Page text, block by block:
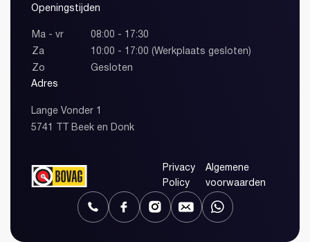
Openingstijden
Ma - vr
08:00 - 17:30
Za
10:00 - 17:00 (Werkplaats gesloten)
Zo
Gesloten
Adres
Lange Vonder 1
5741 TT Beek en Donk
Privacy
Policy
Algemene
voorwaarden